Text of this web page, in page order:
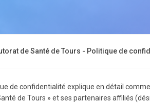
de Santé de Tours - Politique de
de confidentialité explique en détail
de Tours » et ses partenaires affiliés